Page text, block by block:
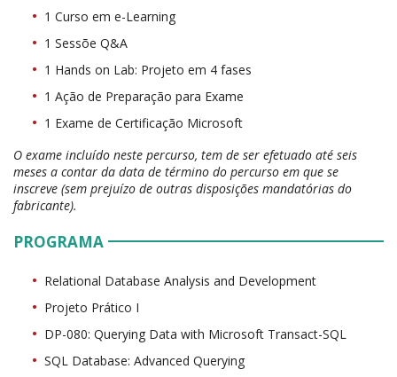
1 Curso em e-Learning
1 Sessõe Q&A
1 Hands on Lab: Projeto em 4 fases
1 Ação de Preparação para Exame
1 Exame de Certificação Microsoft
O exame incluído neste percurso, tem de ser efetuado até seis
meses a contar da data de término do percurso em que se
inscreve (sem prejuízo de outras disposições mandatórias do
fabricante).
PROGRAMA
Relational Database Analysis and Development
Projeto Prático I
DP-080: Querying Data with Microsoft Transact-SQL
SQL Database: Advanced Querying